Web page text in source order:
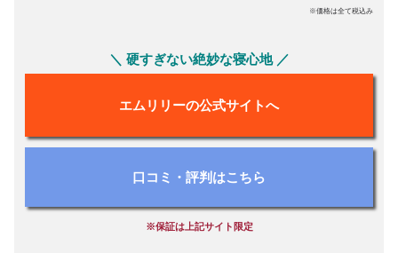
※価格は全て税込み
＼ 硬すぎない絶妙な寝心地 ／
エムリリーの公式サイトへ
口コミ・評判はこちら
※保証は上記サイト限定